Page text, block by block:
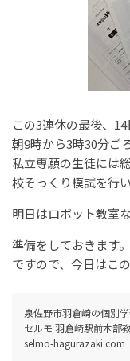
この3連休の最後、
朝9時から3時30分ご
私立専願の生徒には
校そっくり模試を行い
明日はロボット教室
準備をしておきます。
ですので、今日はこの
泉佐野市羽倉崎の個別
セルモ 羽倉崎駅前本部
selmo-hagurazaki.com